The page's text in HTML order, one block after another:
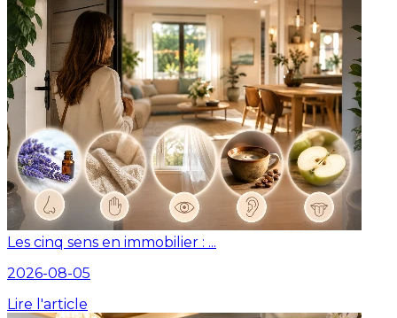
Les cinq sens en immobilier : ...
2026-08-05
Lire l'article